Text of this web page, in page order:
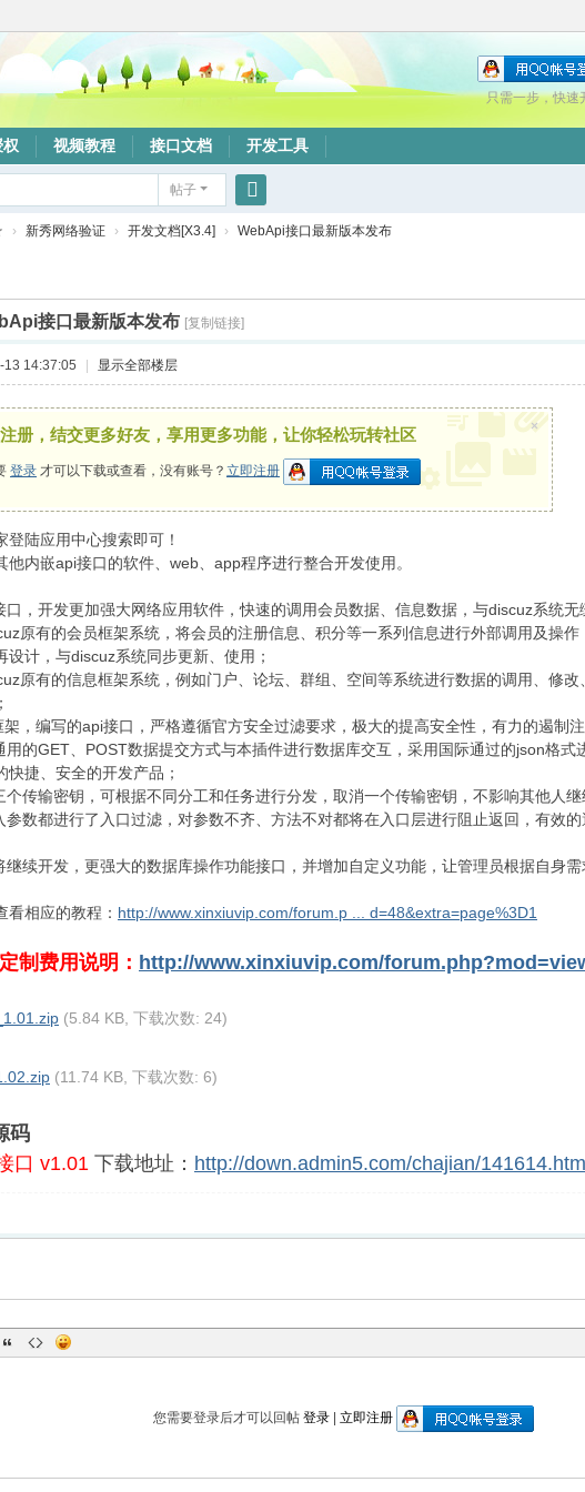
只需一步，快速
视频教程 接口文档 开发工具
帖子
搜
› 新秀网络验证 › 开发文档[X3.4] › WebApi接口最新版本发布
接口最新版本发布 [复制链接]
13 14:37:05 显示全部楼层
册，结交更多好友，享用更多功能，让你轻松玩转社区
登录 才可以下载或查看，没有账号？ 立即注册
×
登陆应用中心搜索即可！
他内嵌api接口的软件、web、app程序进行整合开发使用。
口，开发更加强大网络应用软件，快速的调用会员数据、信息数据，与discuz系统无
原有的会员框架系统，将会员的注册信息、积分等一系列信息进行外部调用及操
设计，与discuz系统同步更新、使用；
原有的信息框架系统，例如门户、论坛、群组、空间等系统进行数据的调用、修
，编写的api接口，严格遵循官方安全过滤要求，极大的提高安全性，有力的遏制注
用的GET、POST数据提交方式与本插件进行数据库交互，采用国际通过的json格
快捷、安全的开发产品；
传输密钥，可根据不同分工和任务进行分发，取消一个传输密钥，不影响其他人继
参数都进行了入口过滤，对参数不齐、方法不对都将在入口层进行阻止返回，有效
继续开发，更强大的数据库操作功能接口，并增加自定义功能，让管理员根据自身
看相应的教程： http://www.xinxiuvip.com/forum.p ... d=48&extra=page%3D1
制费用说明： http://www.xinxiuvip.com/
(5.84 KB, 下载次数: 24)
(11.74 KB, 下载次数: 6)
码
口 v1.01 下载地址： http://down.admin5.com/chajian/141614.html
您需要登录后才可以回帖 登录 立即注册